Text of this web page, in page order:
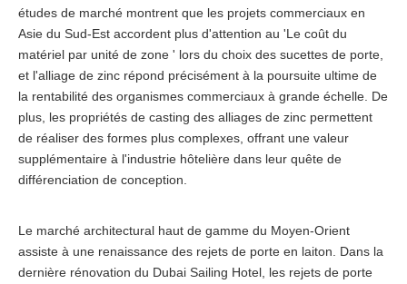
études de marché montrent que les projets commerciaux en
Asie du Sud-Est accordent plus d'attention au 'Le coût du
matériel par unité de zone ' lors du choix des sucettes de porte,
et l'alliage de zinc répond précisément à la poursuite ultime de
la rentabilité des organismes commerciaux à grande échelle. De
plus, les propriétés de casting des alliages de zinc permettent
de réaliser des formes plus complexes, offrant une valeur
supplémentaire à l'industrie hôtelière dans leur quête de
différenciation de conception.
Le marché architectural haut de gamme du Moyen-Orient
assiste à une renaissance des rejets de porte en laiton. Dans la
dernière rénovation du Dubai Sailing Hotel, les rejets de porte